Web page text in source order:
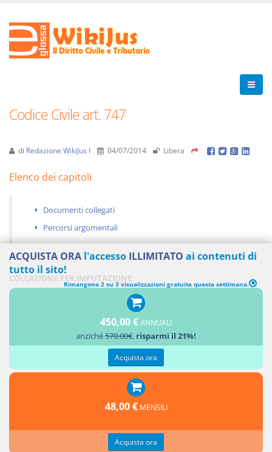
Codice Civile art. 747
di Redazione WikiJus I 04/07/2014 Libera
Elenco dei capitoli
Documenti collegati
Percorsi argomentali
COLLAZIONE PER IMPUTAZIONE
ACQUISTA ORA l'accesso ILLIMITATO ai contenuti di
tutto il sito!
Rimangono 2 su 3 visualizzazioni gratuite questa settimana.
450,00 €ANNUALI
anziché570.00€, risparmi il 21%!
Acquista ora
48,00 € MENSILI
Acquista ora